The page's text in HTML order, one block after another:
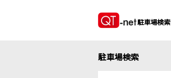
駐車場検索
駐車場検索